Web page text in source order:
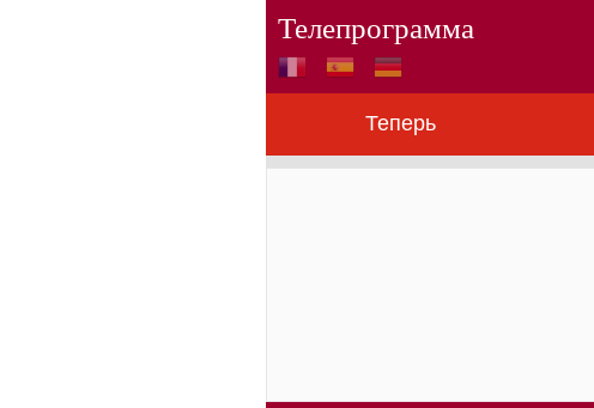
Телепрограмма
Теперь